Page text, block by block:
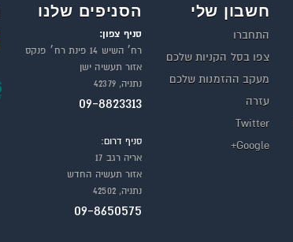
חשבון שלי
התחברו
צפו בסל הקניות שלכם
מעקב ההזמנות שלכם
עזרה
Twitter
Google+
הסניפים שלנו
סניף צפון:
רח׳ השיש 14 פינת רח׳ פנקס
אזור תעשיה ישן
נתניה, 42379
09-8823313
סניף דרום:
אריה רגב 17
אזור תעשיה החדש
נתניה, 42502
09-8650575